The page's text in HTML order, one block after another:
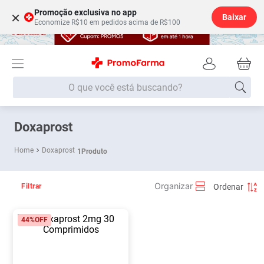
× Promoção exclusiva no app
Economize R$10 em pedidos acima de R$100
Baixar
O que você está buscando?
Doxaprost
Doxaprost 1Produto
Filtrar
44%OFF
Termos mais buscados
1 º Fralda
3º
5º Fralda G